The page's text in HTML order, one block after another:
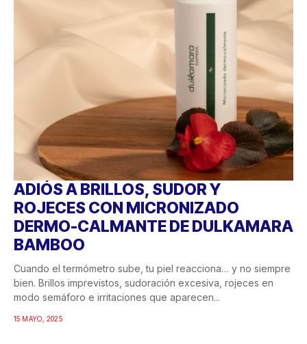
ADIÓS A BRILLOS, SUDOR Y
ROJECES CON MICRONIZADO
DERMO-CALMANTE DE DULKAMARA
BAMBOO
Cuando el termómetro sube, tu piel reacciona… y no siempre
bien. Brillos imprevistos, sudoración excesiva, rojeces en
modo semáforo e irritaciones que aparecen...
15 MAYO, 2025